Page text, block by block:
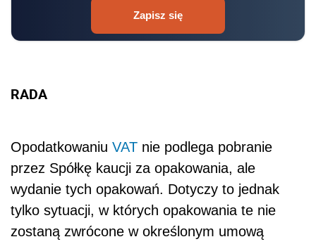
Zapisz się
RADA
Opodatkowaniu VAT nie podlega pobranie
przez Spółkę kaucji za opakowania, ale
wydanie tych opakowań. Dotyczy to jednak
tylko sytuacji, w których opakowania te nie
zostaną zwrócone w określonym umową